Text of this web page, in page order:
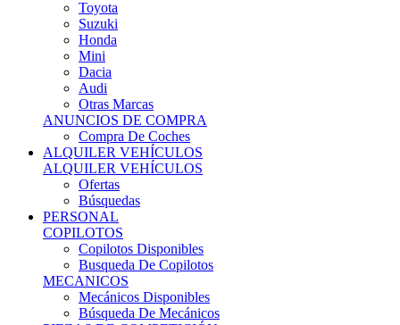
Honda
Mini
Dacia
Audi
Otras Marcas
ANUNCIOS DE COMPRA
Compra De Coches
ALQUILER VEHÍCULOS
ALQUILER VEHÍCULOS
Ofertas
Búsquedas
PERSONAL
COPILOTOS
Copilotos Disponibles
Busqueda De Copilotos
MECANICOS
Mecánicos Disponibles
Búsqueda De Mecánicos
PIEZAS DE COMPETICIÓN